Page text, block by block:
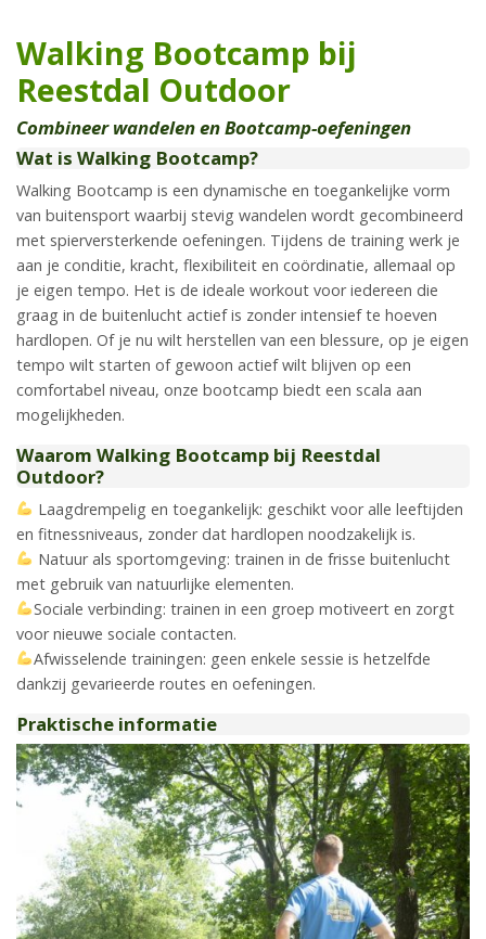
Walking Bootcamp bij
Reestdal Outdoor
Combineer wandelen en Bootcamp-oefeningen
Wat is Walking Bootcamp?
Walking Bootcamp is een dynamische en toegankelijke vorm
van buitensport waarbij stevig wandelen wordt gecombineerd
met spierversterkende oefeningen. Tijdens de training werk je
aan je conditie, kracht, flexibiliteit en coördinatie, allemaal op
je eigen tempo. Het is de ideale workout voor iedereen die
graag in de buitenlucht actief is zonder intensief te hoeven
hardlopen. Of je nu wilt herstellen van een blessure, op je eigen
tempo wilt starten of gewoon actief wilt blijven op een
comfortabel niveau, onze bootcamp biedt een scala aan
mogelijkheden.
Waarom Walking Bootcamp bij Reestdal
Outdoor?
Laagdrempelig en toegankelijk: geschikt voor alle leeftijden
en fitnessniveaus, zonder dat hardlopen noodzakelijk is.
Natuur als sportomgeving: trainen in de frisse buitenlucht
met gebruik van natuurlijke elementen.
Sociale verbinding: trainen in een groep motiveert en zorgt
voor nieuwe sociale contacten.
Afwisselende trainingen: geen enkele sessie is hetzelfde
dankzij gevarieerde routes en oefeningen.
Praktische informatie